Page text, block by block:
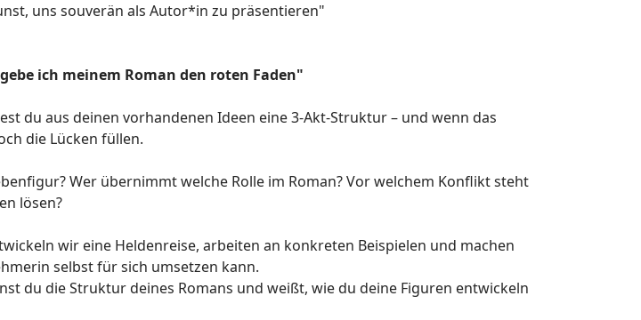
uns souverän als Autor*in zu präsentieren"
ich meinem Roman den roten Faden"
du aus deinen vorhandenen Ideen eine 3-Akt-Struktur – und wenn das
die Lücken füllen.
Wer übernimmt welche Rolle im Roman? Vor welchem Konflikt steht
lösen?
wir eine Heldenreise, arbeiten an konkreten Beispielen und machen
selbst für sich umsetzen kann.
du die Struktur deines Romans und weißt, wie du deine Figuren entwickeln